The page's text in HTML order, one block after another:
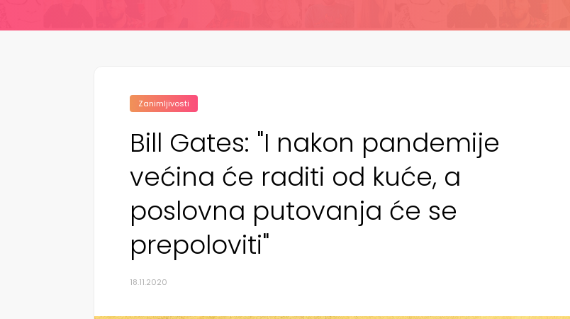
Zanimljivosti
Bill Gates: "I nakon pandemije
većina će raditi od kuće, a
poslovna putovanja će se
prepoloviti"
18.11.2020